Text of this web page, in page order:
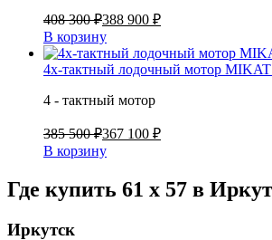
408 300 ₽388 900 ₽
В корзину
4х-тактный лодочный мотор
4 - тактный мотор
385 500 ₽367 100 ₽
В корзину
Где купить 61 x 57 в
Иркутск